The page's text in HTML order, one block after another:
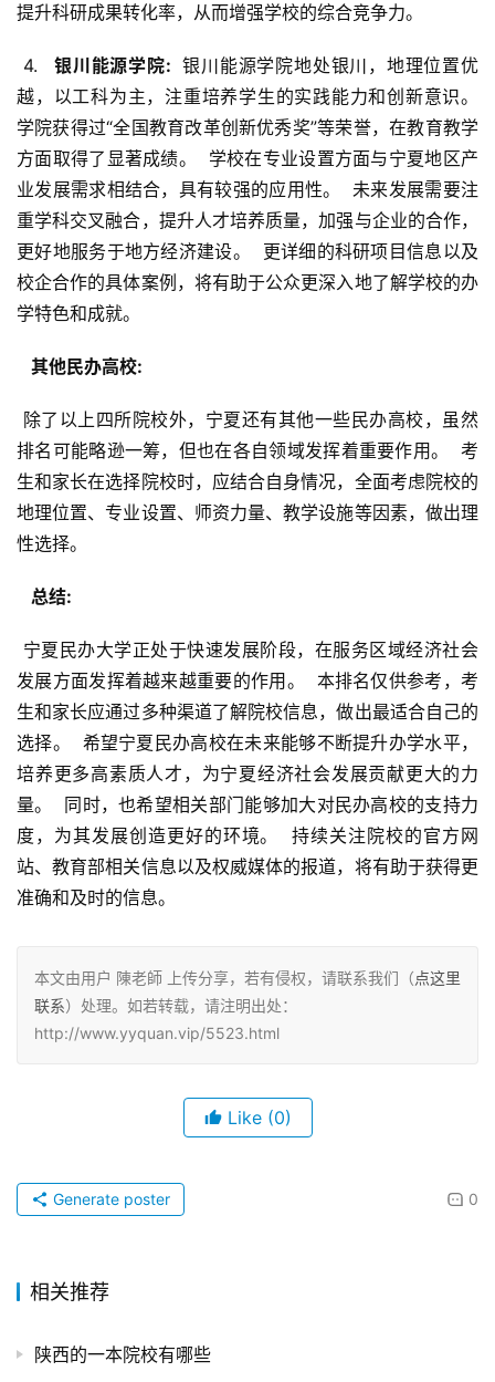
提升科研成果转化率，从而增强学校的综合竞争力。
4.
  银川能源学院:
银川能源学院地处银川，地理位置优
越，以工科为主，注重培养学生的实践能力和创新意识。
学院获得过“全国教育改革创新优秀奖”等荣誉，在教育教学
方面取得了显著成绩。  学校在专业设置方面与宁夏地区产
业发展需求相结合，具有较强的应用性。  未来发展需要注
重学科交叉融合，提升人才培养质量，加强与企业的合作，
更好地服务于地方经济建设。  更详细的科研项目信息以及
校企合作的具体案例，将有助于公众更深入地了解学校的办
学特色和成就。
  其他民办高校:
排名可能略逊一筹，但也在各自领域发挥着重要作用。  考
生和家长在选择院校时，应结合自身情况，全面考虑院校的
地理位置、专业设置、师资力量、教学设施等因素，做出理
性选择。
  总结:
发展方面发挥着越来越重要的作用。  本排名仅供参考，考
生和家长应通过多种渠道了解院校信息，做出最适合自己的
选择。  希望宁夏民办高校在未来能够不断提升办学水平，
培养更多高素质人才，为宁夏经济社会发展贡献更大的力
量。  同时，也希望相关部门能够加大对民办高校的支持力
度，为其发展创造更好的环境。  持续关注院校的官方网
站、教育部相关信息以及权威媒体的报道，将有助于获得更
准确和及时的信息。
本文由用户 陳老師 上传分享，若有侵权，请联系我们（点这里
联系）处理。如若转载，请注明出处：
http://www.yyquan.vip/5523.html
Like (0)
0
Generate poster
相关推荐
陕西的一本院校有哪些